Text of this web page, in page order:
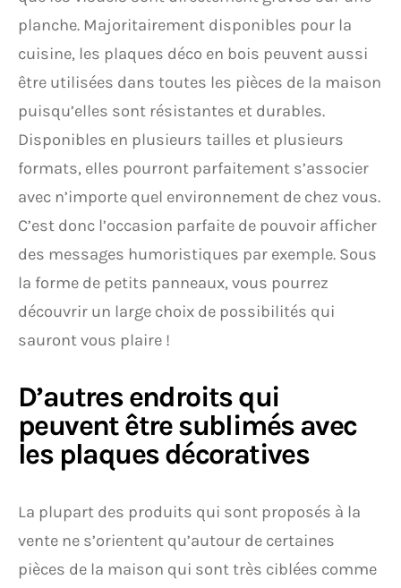
planche. Majoritairement disponibles pour la
cuisine, les plaques déco en bois peuvent aussi
être utilisées dans toutes les pièces de la maison
puisqu’elles sont résistantes et durables.
Disponibles en plusieurs tailles et plusieurs
formats, elles pourront parfaitement s’associer
avec n’importe quel environnement de chez vous.
C’est donc l’occasion parfaite de pouvoir afficher
des messages humoristiques par exemple. Sous
la forme de petits panneaux, vous pourrez
découvrir un large choix de possibilités qui
sauront vous plaire !
D’autres endroits qui
peuvent être sublimés avec
les plaques décoratives
La plupart des produits qui sont proposés à la
vente ne s’orientent qu’autour de certaines
pièces de la maison qui sont très ciblées comme